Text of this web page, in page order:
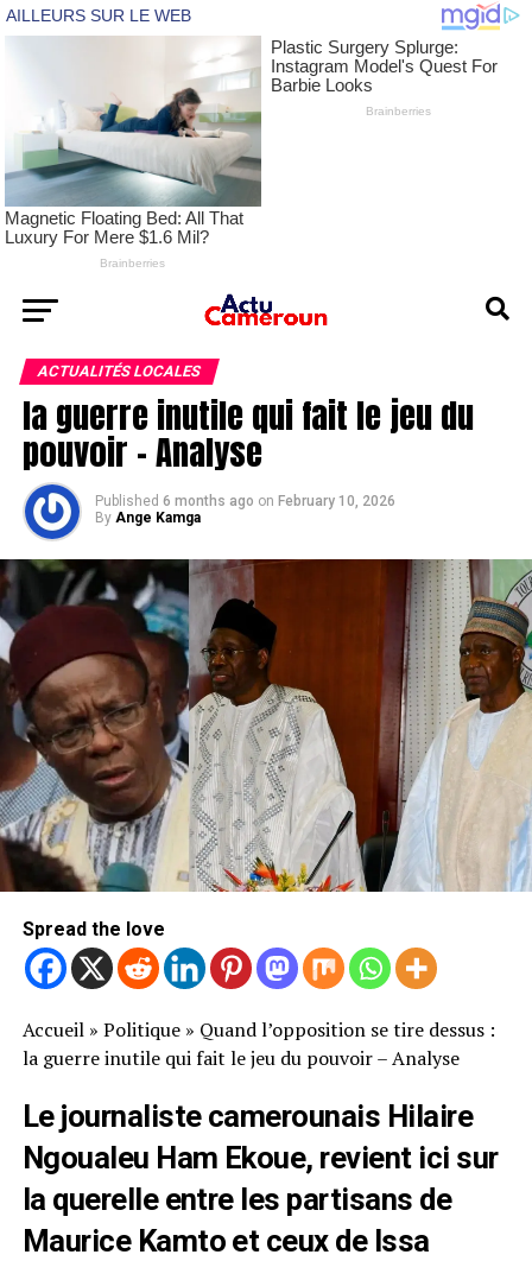
ACTUALITÉS LOCALES
la guerre inutile qui fait le jeu du
pouvoir – Analyse
Published 6 months ago on February 10, 2026
By Ange Kamga
Spread the love
Accueil» Politique» Quand l’opposition se tire dessus :
la guerre inutile qui fait le jeu du pouvoir – Analyse
Le journaliste camerounais Hilaire
Ngoualeu Ham Ekoue, revient ici sur
la querelle entre les partisans de
Maurice Kamto et ceux de Issa